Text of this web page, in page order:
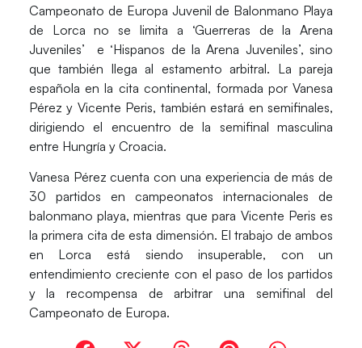
Campeonato de Europa Juvenil de Balonmano Playa
de Lorca no se limita a ‘Guerreras de la Arena
Juveniles’ e ‘Hispanos de la Arena Juveniles’, sino
que también llega al estamento arbitral. La pareja
española en la cita continental, formada por Vanesa
Pérez y Vicente Peris, también estará en semifinales,
dirigiendo el encuentro de la semifinal masculina
entre Hungría y Croacia.
Vanesa Pérez cuenta con una experiencia de más de
30 partidos en campeonatos internacionales de
balonmano playa, mientras que para Vicente Peris es
la primera cita de esta dimensión. El trabajo de ambos
en Lorca está siendo insuperable, con un
entendimiento creciente con el paso de los partidos
y la recompensa de arbitrar una semifinal del
Campeonato de Europa.